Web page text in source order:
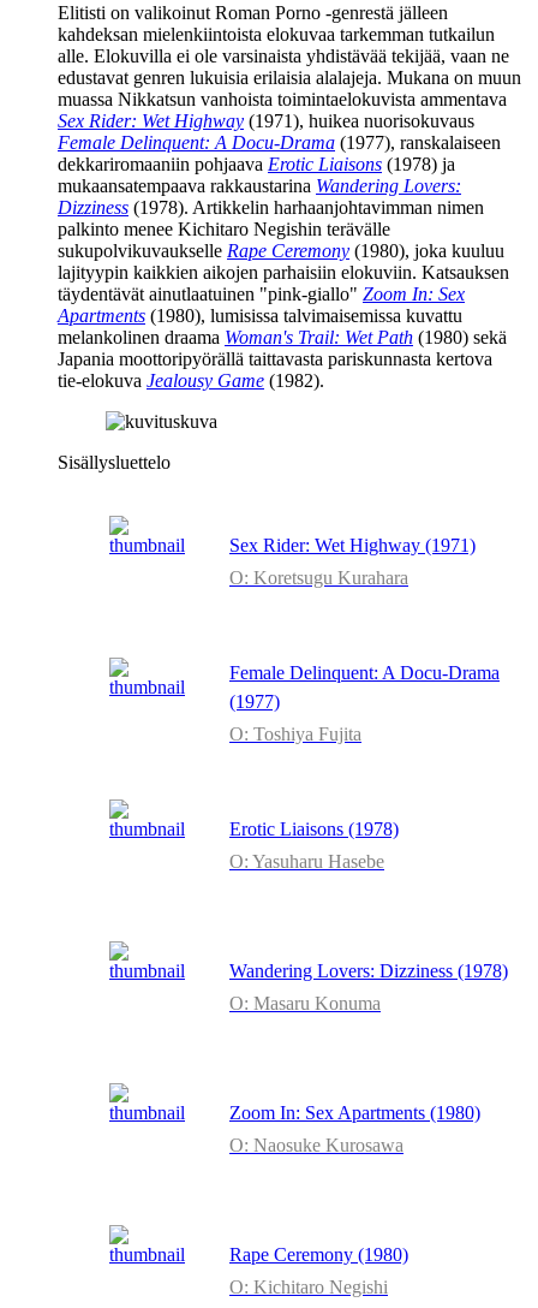
Elitisti on valikoinut Roman Porno ‑genrestä jälleen
kahdeksan mielenkiintoista elokuvaa tarkemman tutkailun
alle. Elokuvilla ei ole varsinaista yhdistävää tekijää, vaan ne
edustavat genren lukuisia erilaisia alalajeja. Mukana on muun
muassa Nikkatsun vanhoista toimintaelokuvista ammentava
Sex Rider: Wet Highway (1971), huikea nuorisokuvaus
Female Delinquent: A Docu-Drama (1977), ranskalaiseen
dekkariromaaniin pohjaava Erotic Liaisons (1978) ja
mukaansatempaava rakkaustarina Wandering Lovers:
Dizziness (1978). Artikkelin harhaanjohtavimman nimen
palkinto menee Kichitaro Negishin terävälle
sukupolvikuvaukselle Rape Ceremony (1980), joka kuuluu
lajityypin kaikkien aikojen parhaisiin elokuviin. Katsauksen
täydentävät ainutlaatuinen "pink-giallo" Zoom In: Sex
Apartments (1980), lumisissa talvimaisemissa kuvattu
melankolinen draama Woman's Trail: Wet Path (1980) sekä
Japania moottoripyörällä taittavasta pariskunnasta kertova
tie‑elokuva Jealousy Game (1982).
Sisällysluettelo
Sex Rider: Wet Highway (1971)
O: Koretsugu Kurahara
Female Delinquent: A Docu-Drama
(1977)
O: Toshiya Fujita
Erotic Liaisons (1978)
O: Yasuharu Hasebe
Wandering Lovers: Dizziness (1978)
O: Masaru Konuma
Zoom In: Sex Apartments (1980)
O: Naosuke Kurosawa
Rape Ceremony (1980)
O: Kichitaro Negishi